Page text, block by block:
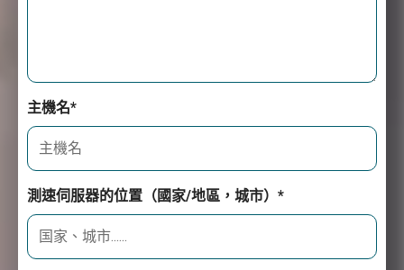
主機名*
測速伺服器的位置（國家/地區，城市）*